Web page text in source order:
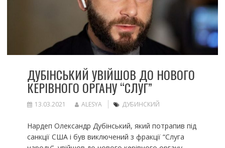
ДУБІНСЬКИЙ УВІЙШОВ ДО НОВОГО
КЕРІВНОГО ОРГАНУ “СЛУГ”
13.03.2021 ALESYA ДУБИНСКИЙ
Нардеп Олександр Дубінський, який потрапив під
санкції США і був виключений з фракції “Слуга